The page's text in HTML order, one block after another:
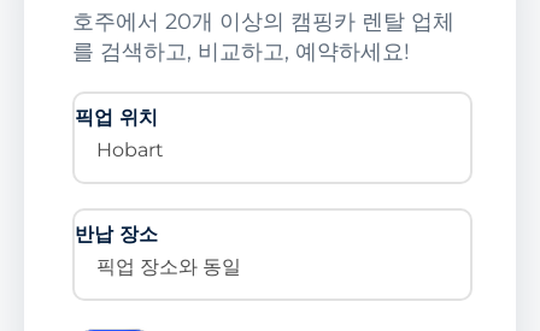
호주에서 20개 이상의 캠핑카 렌탈 업체
를 검색하고, 비교하고, 예약하세요!
픽업 위치
Hobart
반납 장소
픽업 장소와 동일